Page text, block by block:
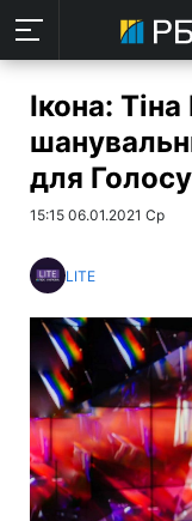
Ікона:
для
15:15 06.01.2021 Ср
LITE